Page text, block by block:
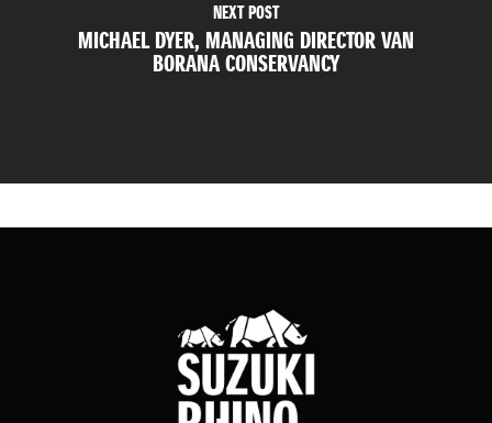
NEXT POST
MICHAEL DYER, MANAGING DIRECTOR VAN
BORANA CONSERVANCY